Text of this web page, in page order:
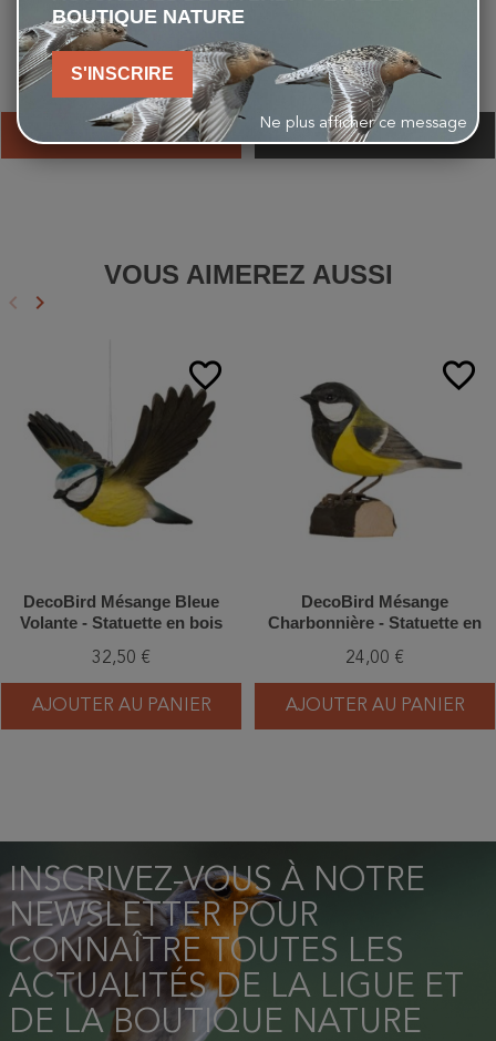
Abreuvoir ovale crocodile
AJOUTER AU PANIER
13,90 €
VOIR
VOUS AIMEREZ AUSSI
Précédent
keyboard_arrow_left Suivant
keyboard_arrow_right
favorite_border
DecoBird Mésange Bleue
Volante - Statuette en bois
32,50 €
AJOUTER AU PANIER
favorite_border
DecoBird Mésange
Charbonnière - Statuette en
24,00 €
AJOUTER AU PANIER
INSCRIVEZ-VOUS À NOTRE
NEWSLETTER POUR
CONNAÎTRE TOUTES LES
ACTUALITÉS DE LA LIGUE ET
DE LA BOUTIQUE NATURE
BOUTIQUE NATURE
S'INSCRIRE
Ne plus afficher ce message